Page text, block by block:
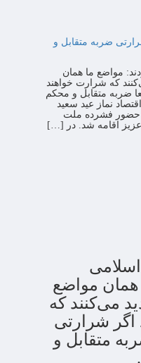
ضربه متقابل و
مواضع ما همان
که شرارت خواهند
ضربه متقابل و محکم
نماز عید سعید
حضور فشرده ملت
اقامه شد. در […]
همان مواضع
می‌کنند که
شرارتی
متقابل و